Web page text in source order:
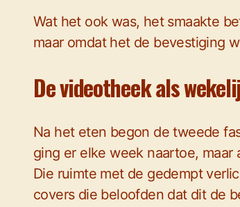
Wat het ook was, het smaakte
maar omdat het de bevestiging
De videotheek als
Na het eten begon de tweede
ging er elke week naartoe,
Die ruimte met de gedempt
covers die beloofden dat dit de